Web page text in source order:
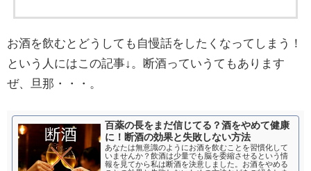
お酒を飲むとどうしても自慢話をしたくなってしまう！
という人にはこの記事↓。断酒っていうてもあります
ぜ、旦那・・・。
百薬の長をまだ信じてる？酒をやめて健康
に！断酒の効果と失敗しない方法
あなたは無意識のようにお酒を飲むことを習慣化して
いませんか？飲酒は少量でも脳を委縮させるという情
報を見てから私は断酒を決意しました。お酒をやめる